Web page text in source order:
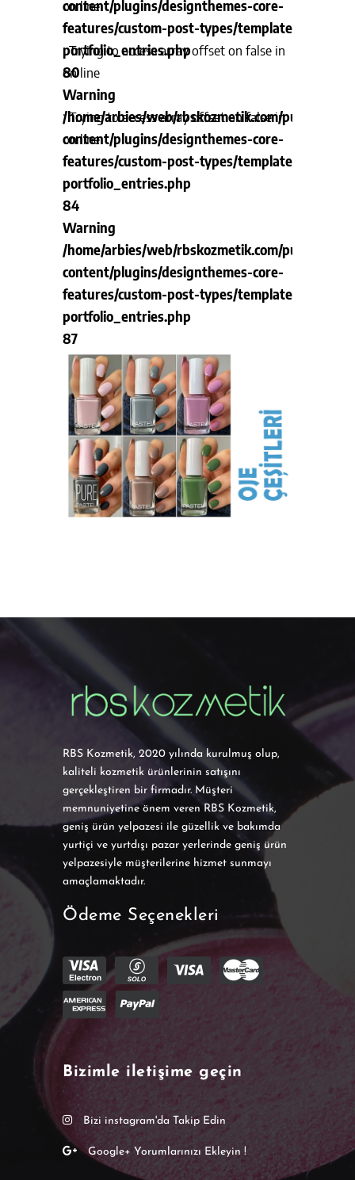
content/plugins/designthemes-core-
features/custom-post-types/templates/
portfolio_entries.php
on line
80
Warning
: Trying to access array offset on false in
/home/arbies/web/rbskozmetik.com/
content/plugins/designthemes-core-
features/custom-post-types/templates/
portfolio_entries.php
on line
84
Warning
: Trying to access array offset on false in
/home/arbies/web/rbskozmetik.com/
content/plugins/designthemes-core-
features/custom-post-types/templates/
portfolio_entries.php
on line
87
RBS Kozmetik, 2020 yılında kurulmuş olup,
kaliteli kozmetik ürünlerinin satışını
gerçekleştiren bir firmadır. Müşteri
memnuniyetine önem veren RBS Kozmetik,
geniş ürün yelpazesi ile güzellik ve bakımda
yurtiçi ve yurtdışı pazar yerlerinde geniş ürün
yelpazesiyle müşterilerine hizmet sunmayı
amaçlamaktadır.
Ödeme Seçenekleri
Bizimle iletişime geçin
Bizi instagram'da Takip Edin
Google+ Yorumlarınızı Ekleyin !